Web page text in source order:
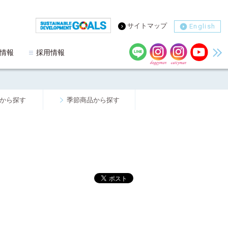
報 採用情報
サイトマップ English
ら探す 季節商品から探す